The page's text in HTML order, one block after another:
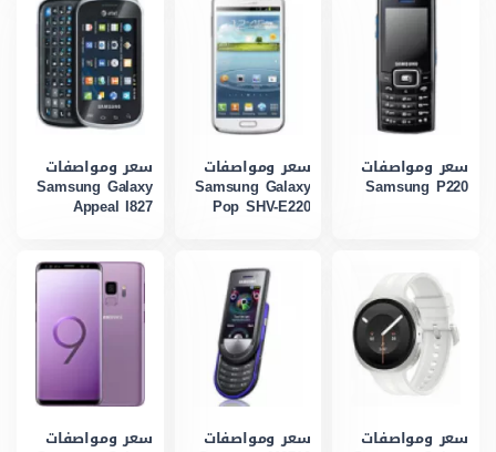
سعر ومواصفات
Samsung P220
سعر ومواصفات
Samsung Galaxy
Pop SHV-E220
سعر ومواصفات
Samsung Galaxy
Appeal I827
سعر ومواصفات سعر ومواصفات سعر ومواصفات